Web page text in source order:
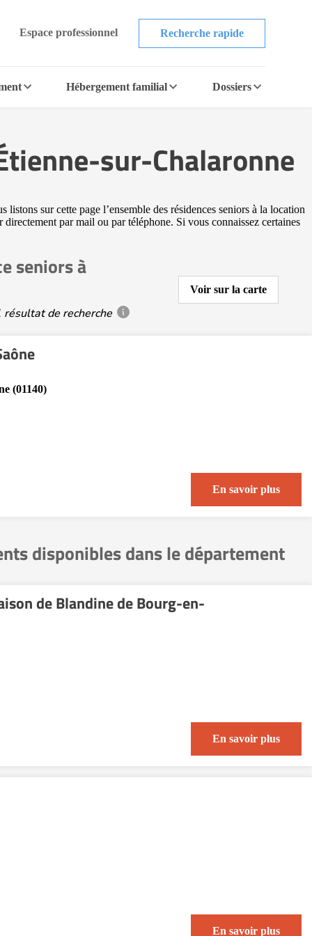
Espace professionnel Recherche rapide
Hébergement familial Dossiers
sur-Chalaronne
sur cette page l’ensemble des résidences seniors à la location
par mail ou par téléphone. Si vous connaissez certaines
seniors à
résultat de recherche
Voir sur la carte
(01140)
En savoir plus
disponibles dans le département
de Blandine de Bourg-en-
En savoir plus
En savoir plus